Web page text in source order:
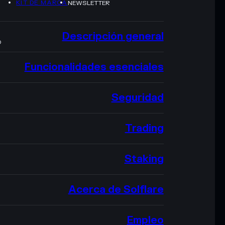
KIT DE MARCANEWSLETTER
Descripción general
Funcionalidades esenciales
Seguridad
Trading
Staking
Acerca de Solflare
Empleo